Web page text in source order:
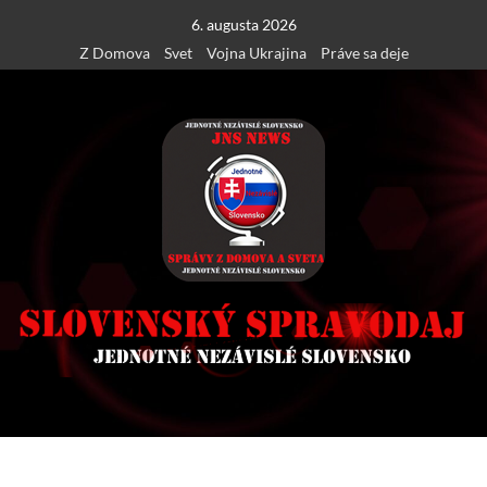
content
6. augusta 2026
Z Domova
Svet Vojna Ukrajina Práve sa deje